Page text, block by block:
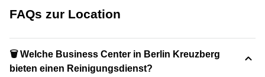
FAQs zur Location
🗑 Welche Business Center in Berlin Kreuzberg
bieten einen Reinigungsdienst?